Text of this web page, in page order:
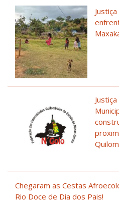
Chegaram as Cestas
Rio Doce de Dia dos Pais!